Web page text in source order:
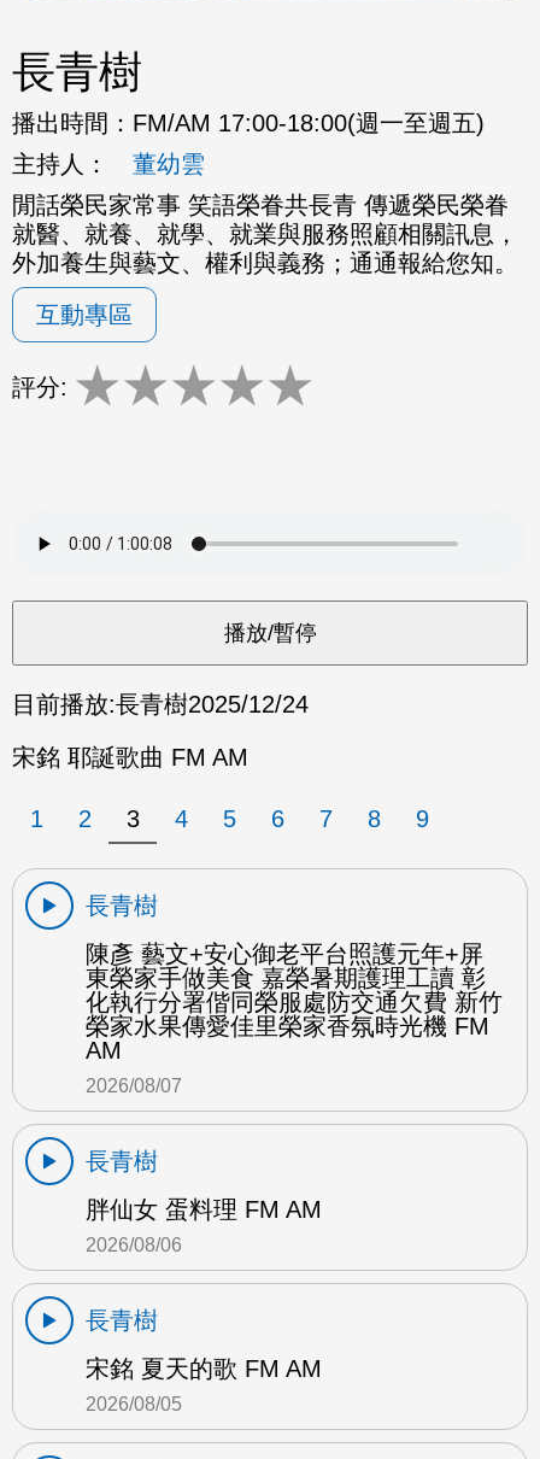
長青樹
播出時間： FM/AM 17:00-18:00(週一至週五)
主持人：
董幼雲
閒話榮民家常事 笑語榮眷共長青 傳遞榮民榮眷
就醫、就養、就學、就業與服務照顧相關訊息，
外加養生與藝文、權利與義務；通通報給您知。
互動專區
評分: ★★★★★
目前播放:長青樹2025/12/24
宋銘 耶誕歌曲 FM AM
1 2 3 4 5 6 7 8 9
長青樹
陳彥 藝文+安心御老平台照護元年+屏
東榮家手做美食 嘉榮暑期護理工讀 彰
化執行分署偕同榮服處防交通欠費 新竹
榮家水果傳愛佳里榮家香氛時光機 FM
AM
2026/08/07
長青樹
胖仙女 蛋料理 FM AM
2026/08/06
長青樹
宋銘 夏天的歌 FM AM
2026/08/05